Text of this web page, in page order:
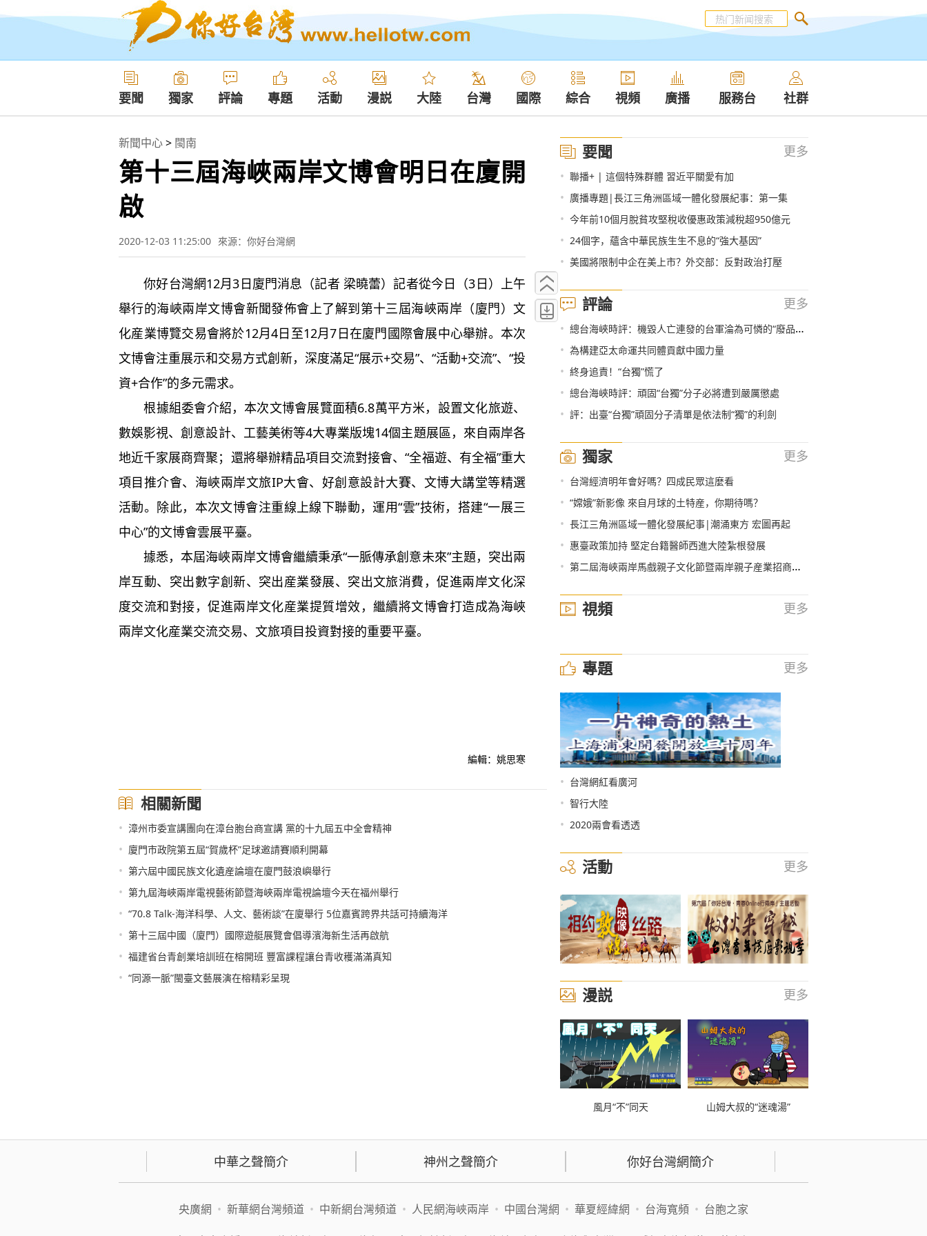
要聞 獨家 評論 專題 活動 漫説 大陸 台灣 國際 綜合 視頻 廣播 服務台 社群
新聞中心> 閩南
第十三屆海峽兩岸文博會明日在廈開
啟
2020-12-03 11:25:00 來源：你好台灣網
你好台灣網12月3日廈門消息（記者 梁曉蕾）記者從今日（3日）上午
舉行的海峽兩岸文博會新聞發佈會上了解到第十三屆海峽兩岸（廈門）文
化産業博覽交易會將於12月4日至12月7日在廈門國際會展中心舉辦。本次
文博會注重展示和交易方式創新，深度滿足“展示+交易”、“活動+交流”、“投
資+合作”的多元需求。
根據組委會介紹，本次文博會展覽面積6.8萬平方米，設置文化旅遊、
數娛影視、創意設計、工藝美術等4大專業版塊14個主題展區，來自兩岸各
地近千家展商齊聚；還將舉辦精品項目交流對接會、“全福遊、有全福”重大
項目推介會、海峽兩岸文旅IP大會、好創意設計大賽、文博大講堂等精選
活動。除此，本次文博會注重線上線下聯動，運用“雲”技術，搭建“一展三
中心”的文博會雲展平臺。
據悉，本屆海峽兩岸文博會繼續秉承“一脈傳承創意未來”主題，突出兩
岸互動、突出數字創新、突出産業發展、突出文旅消費，促進兩岸文化深
度交流和對接，促進兩岸文化産業提質增效，繼續將文博會打造成為海峽
兩岸文化産業交流交易、文旅項目投資對接的重要平臺。
編輯：姚思寒
相關新聞
• 漳州市委宣講團向在漳台胞台商宣講 黨的十九屆五中全會精神
• 廈門市政院第五屆“賀歲杯”足球邀請賽順利開幕
• 第六屆中國民族文化遺産論壇在廈門鼓浪嶼舉行
• 第九屆海峽兩岸電視藝術節暨海峽兩岸電視論壇今天在福州舉行
• “70.8 Talk-海洋科學、人文、藝術談”在廈舉行 5位嘉賓跨界共話可持續海洋
• 第十三屆中國（廈門）國際遊艇展覽會倡導濱海新生活再啟航
• 福建省台青創業培訓班在榕開班 豐富課程讓台青收穫滿滿真知
• “同源一脈”閩臺文藝展演在榕精彩呈現
要聞 更多
• 聯播+ | 這個特殊群體 習近平關愛有加
• 廣播專題|長江三角洲區域一體化發展紀事：第一集
• 今年前10個月脫貧攻堅稅收優惠政策減稅超950億元
• 24個字，蘊含中華民族生生不息的“強大基因”
• 美國將限制中企在美上市？外交部：反對政治打壓
評論 更多
• 總台海峽時評：機毀人亡連發的台軍淪為可憐的“廢品回收站”
• 為構建亞太命運共同體貢獻中國力量
• 終身追責！“台獨”慌了
• 總台海峽時評：頑固“台獨”分子必將遭到嚴厲懲處
• 評：出臺“台獨”頑固分子清單是依法制“獨”的利劍
獨家 更多
• 台灣經濟明年會好嗎？四成民眾這麼看
• “嫦娥”新影像 來自月球的土特産，你期待嗎？
• 長江三角洲區域一體化發展紀事|潮涌東方 宏圖再起
• 惠臺政策加持 堅定台籍醫師西進大陸紮根發展
• 第二屆海峽兩岸馬戲親子文化節暨兩岸親子産業招商推介會盛大開幕
視頻 更多
專題 更多
• 台灣網紅看廣河
• 智行大陸
• 2020兩會看透透
活動 更多
漫説 更多
風月“不”同天 山姆大叔的“迷魂湯”
中華之聲簡介 神州之聲簡介 你好台灣網簡介
央廣網 • 新華網台灣頻道 • 中新網台灣頻道 • 人民網海峽兩岸 • 中國台灣網 • 華夏經緯網 • 台海寬頻 • 台胞之家